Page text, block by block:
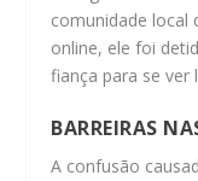
comunidade local
online, ele foi
fiança para se ver
BARREIRAS
A confusão